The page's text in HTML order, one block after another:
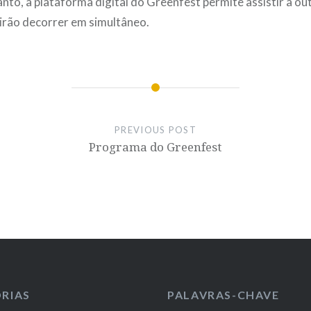
decorrer em simultâneo.
PREVIOUS POST
Programa do Greenfest
PALAVRAS-CHAVE